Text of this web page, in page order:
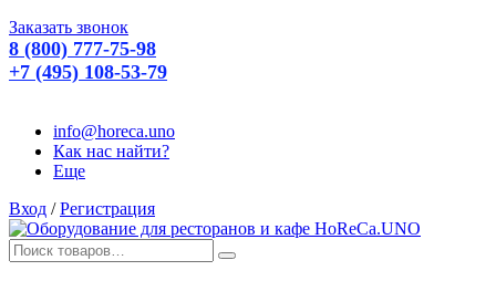
Заказать звонок
8 (800) 777-75-98
+7 (495) 108-53-79
info@horeca.uno
Как нас найти?
Еще
Вход / Регистрация